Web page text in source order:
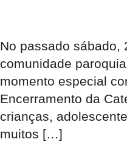
No passado sábado,
comunidade
momento especial
Encerramento da
crianças,
muitos […]